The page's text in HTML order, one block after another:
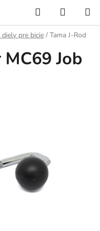
Hľadať
KOŠÍK
pre bicie / Tama J-Rod
Job